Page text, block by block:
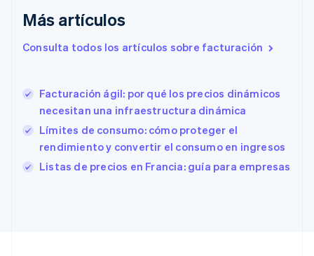
Más artículos
Consulta todos los artículos sobre facturación
Facturación ágil: por qué los precios dinámicos
necesitan una infraestructura dinámica
Límites de consumo: cómo proteger el
rendimiento y convertir el consumo en ingresos
Listas de precios en Francia: guía para empresas
Eslovaquia
Eslovenia
Estados Unidos
EnglishEspañol 简体中文
Estonia
English
English Svenska